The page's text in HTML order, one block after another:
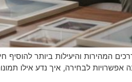
המהירות והיעילות ביותר להוסיף
לבחירה, איך נדע אילו